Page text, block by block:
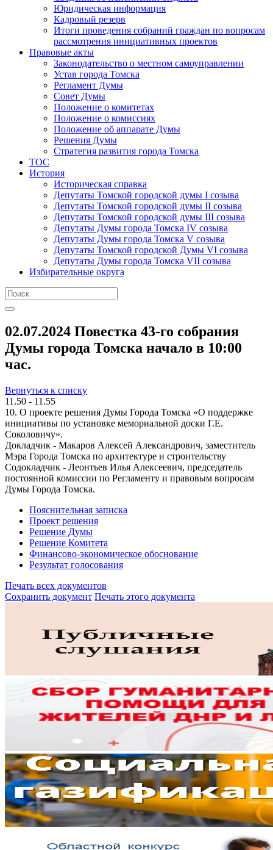
Юридическая информация
Кадровый резерв
Итоги проведения собраний граждан по вопросам
рассмотрения инициативных проектов
Правовые акты
Законодательство о местном самоуправлении
Устав города Томска
Регламент Думы
Совет Думы
Положение о комитетах
Положение о комиссиях
Положение об аппарате Думы
Решения Думы
Стратегия развития города Томска
ТОС
История
Историческая справка
Депутаты Томской городской думы I созыва
Депутаты Томской городской думы II созыва
Депутаты Томской городской думы III созыва
Депутаты Думы города Томска IV созыва
Депутаты Думы города Томска V созыва
Депутаты Томской городской Думы VI созыва
Депутаты Думы города Томска VII созыва
Избирательные округа
02.07.2024 Повестка 43-го собрания
Думы города Томска начало в 10:00
час.
Вернуться к списку
11.50 - 11.55
10. О проекте решения Думы Города Томска «О поддержке
инициативы по установке мемориальной доски Г.Е.
Соколовичу».
Докладчик - Макаров Алексей Александрович, заместитель
Мэра Города Томска по архитектуре и строительству
Содокладчик - Леонтьев Илья Алексеевич, председатель
постоянной комиссии по Регламенту и правовым вопросам
Думы Города Томска.
Пояснительная записка
Проект решения
Решение Думы
Решение Комитета
Финансово-экономическое обоснование
Результат голосования
Печать всех документов
Сохранить документ Печать этого документа